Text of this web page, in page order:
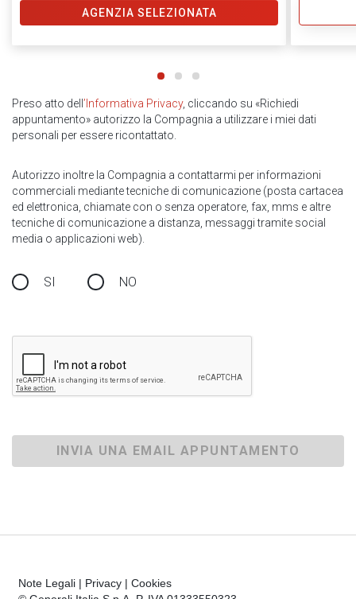
AGENZIA SELEZIONATA
Preso atto dell ’Informativa Privacy, cliccando su «Richiedi
appuntamento» autorizzo la Compagnia a utilizzare i miei dati
personali per essere ricontattato.
Autorizzo inoltre la Compagnia a contattarmi per informazioni
commerciali mediante tecniche di comunicazione (posta cartacea
ed elettronica, chiamate con o senza operatore, fax, mms e altre
tecniche di comunicazione a distanza, messaggi tramite social
media o applicazioni web).
SI NO
INVIA UNA EMAIL APPUNTAMENTO
Note Legali | Privacy | Cookies